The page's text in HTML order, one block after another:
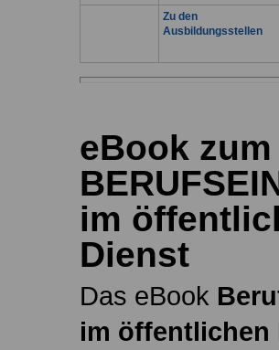
Zu den
Ausbildungsstellen
eBook zum
im
Dienst
Das eBook
im öffentlichen